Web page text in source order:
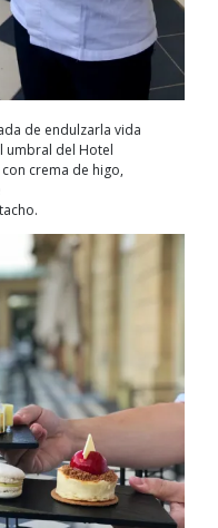
de endulzarla vida
umbral del Hotel
crema de higo,